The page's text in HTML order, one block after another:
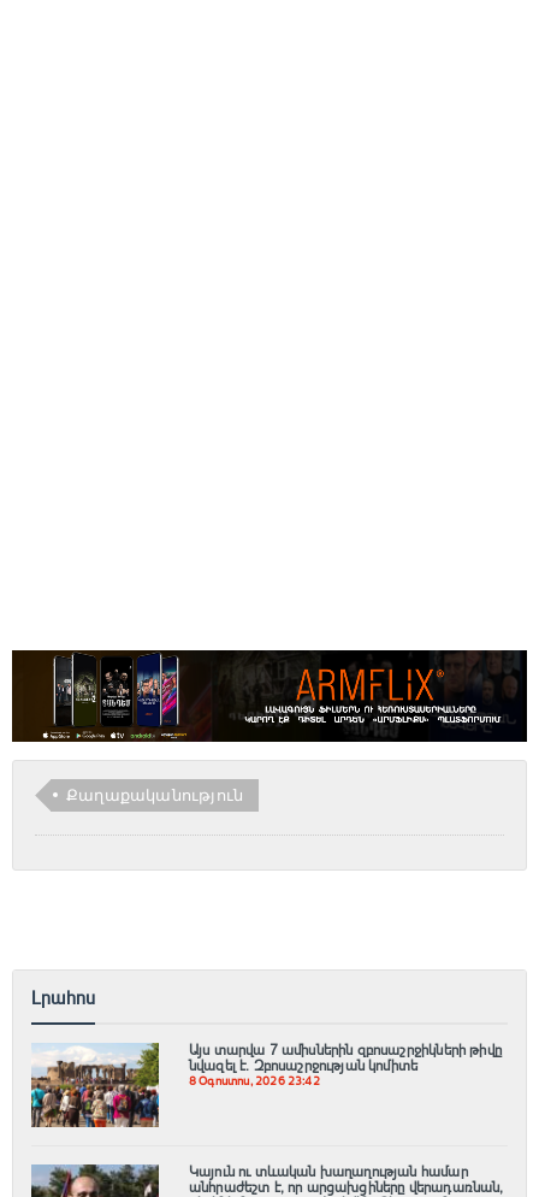
Քաղաքականություն
Լրահոս
Այս տարվա 7 ամիսներին զբոսաշրջիկների թիվը
նվազել է. Զբոսաշրջության կոմիտե
8 Օգոստոս, 2026 23:42
Կայուն ու տևական խաղաղության համար
անհրաժեշտ է, որ արցախցիները վերադառնան,